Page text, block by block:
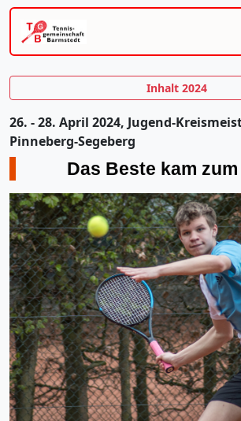
Inhalt 2024
26. - 28. April 2024, Jugend-
Pinneberg-Segeberg
Das Beste kam